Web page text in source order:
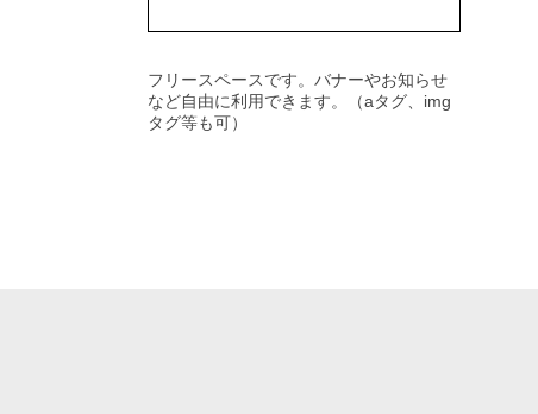
フリースペースです。バナーやお知らせ
など自由に利用できます。（aタグ、img
タグ等も可）